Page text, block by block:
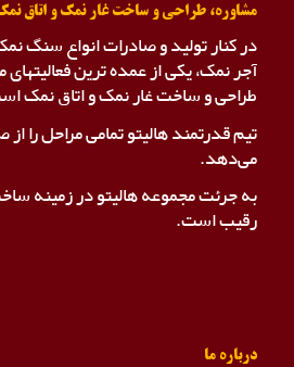
مشاوره، طراحی و ساخت غار نمک و اتاق
در کنار تولید و صادرات انواع سنگ
آجر نمک، یکی از عمده ترین فعالیتهای
طراحی و ساخت غار نمک و اتاق نمک
تیم قدرتمند هالیتو تمامی مراحل را
می‌دهد.
به جرئت مجموعه هالیتو در زمینه
رقیب است.
درباره ما